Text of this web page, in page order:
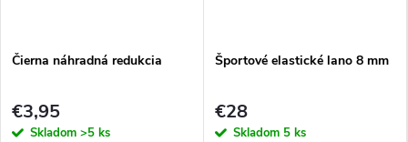
Čierna náhradná redukcia
€3,95
Skladom >5 ks
Športové elastické lano 8 mm
€28
Skladom 5 ks